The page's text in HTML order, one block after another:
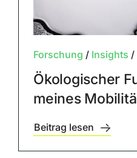
Forschung / Insights /
Ökologischer
meines
Beitrag lesen